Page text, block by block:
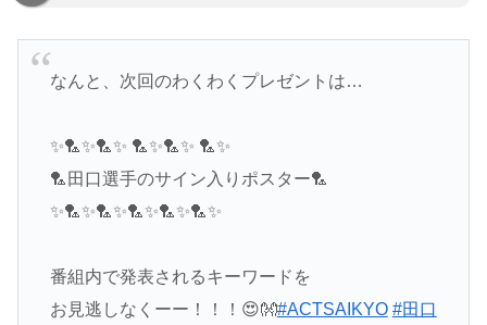
なんと、次回のわくわくプレゼントは…
✨🏸✨🏸✨ 🏸✨🏸✨ 🏸✨
🏸田口選手のサイン入りポスター🏸
✨🏸✨🏸✨🏸✨🏸✨🏸✨
番組内で発表されるキーワードを
お見逃しなくーー！！！😍👐#ACTSAIKYO #田口